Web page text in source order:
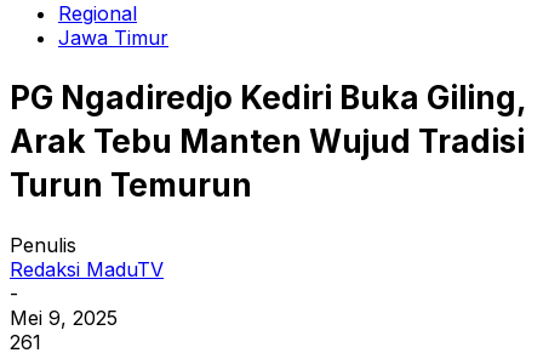
Regional
Jawa Timur
PG Ngadiredjo Kediri Buka Giling,
Arak Tebu Manten Wujud Tradisi
Turun Temurun
Penulis
Redaksi MaduTV
-
Mei 9, 2025
261